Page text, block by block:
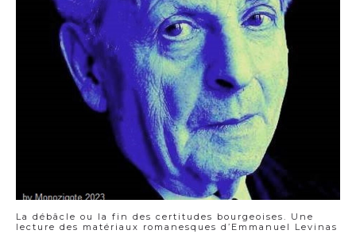
La débâcle ou la fin des certitudes bourgeoises. Une
lecture des matériaux romanesques d’Emmanuel Levinas